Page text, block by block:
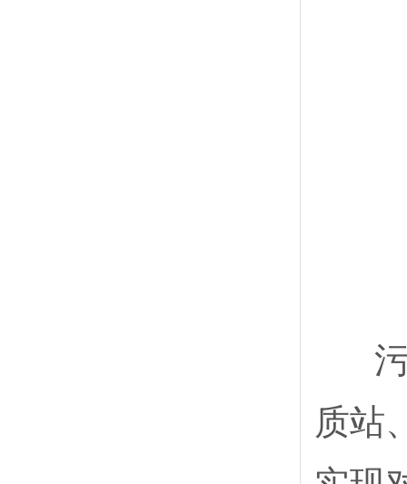
污
质站